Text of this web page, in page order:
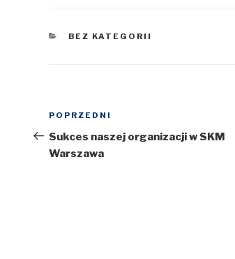
KATEGORIE
BEZ KATEGORII
Nawigacja
wpisu
Poprzedni
wpis
POPRZEDNI
Sukces naszej organizacji w SKM
Warszawa